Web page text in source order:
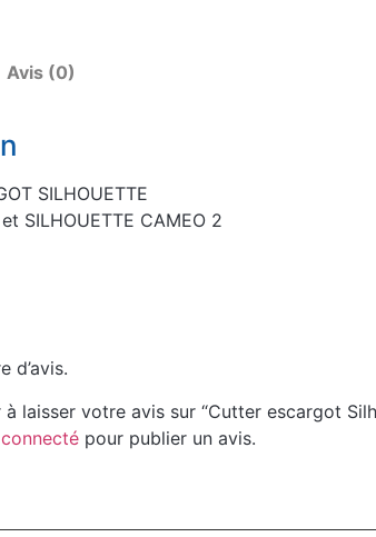
Avis (0)
SILHOUETTE
SILHOUETTE CAMEO 2
d’avis.
laisser votre avis sur “Cutter escargot
connecté pour publier un avis.